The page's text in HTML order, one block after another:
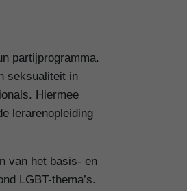
partijprogramma.
seksualiteit in
Hiermee
lerarenopleiding
van het basis- en
LGBT-thema’s.